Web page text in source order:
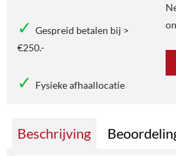
Gespreid betalen bij >
€250.-
Fysieke afhaallocatie
Beschrijving